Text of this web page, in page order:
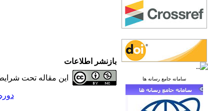
سامانه جامع رسانه ها
بازنشر اطلاعات
این مقاله تحت
دوره 7، شماره 4 - (